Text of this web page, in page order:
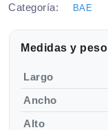
Categoría: BAE
Medidas y peso
Largo
Ancho
Alto